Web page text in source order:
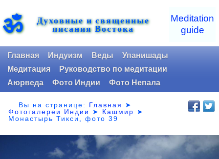
ॐ Духовные и священные
писания Востока
Meditation
guide
Главная Индуизм Веды
Упанишады
Медитация
Руководство по медитации
Аюрведа
Фото Индии Фото Непала
Вы на странице: Главная
➤
Фотогалереи Индии
➤ Кашмир ➤
Монастырь Тикси, фото 39